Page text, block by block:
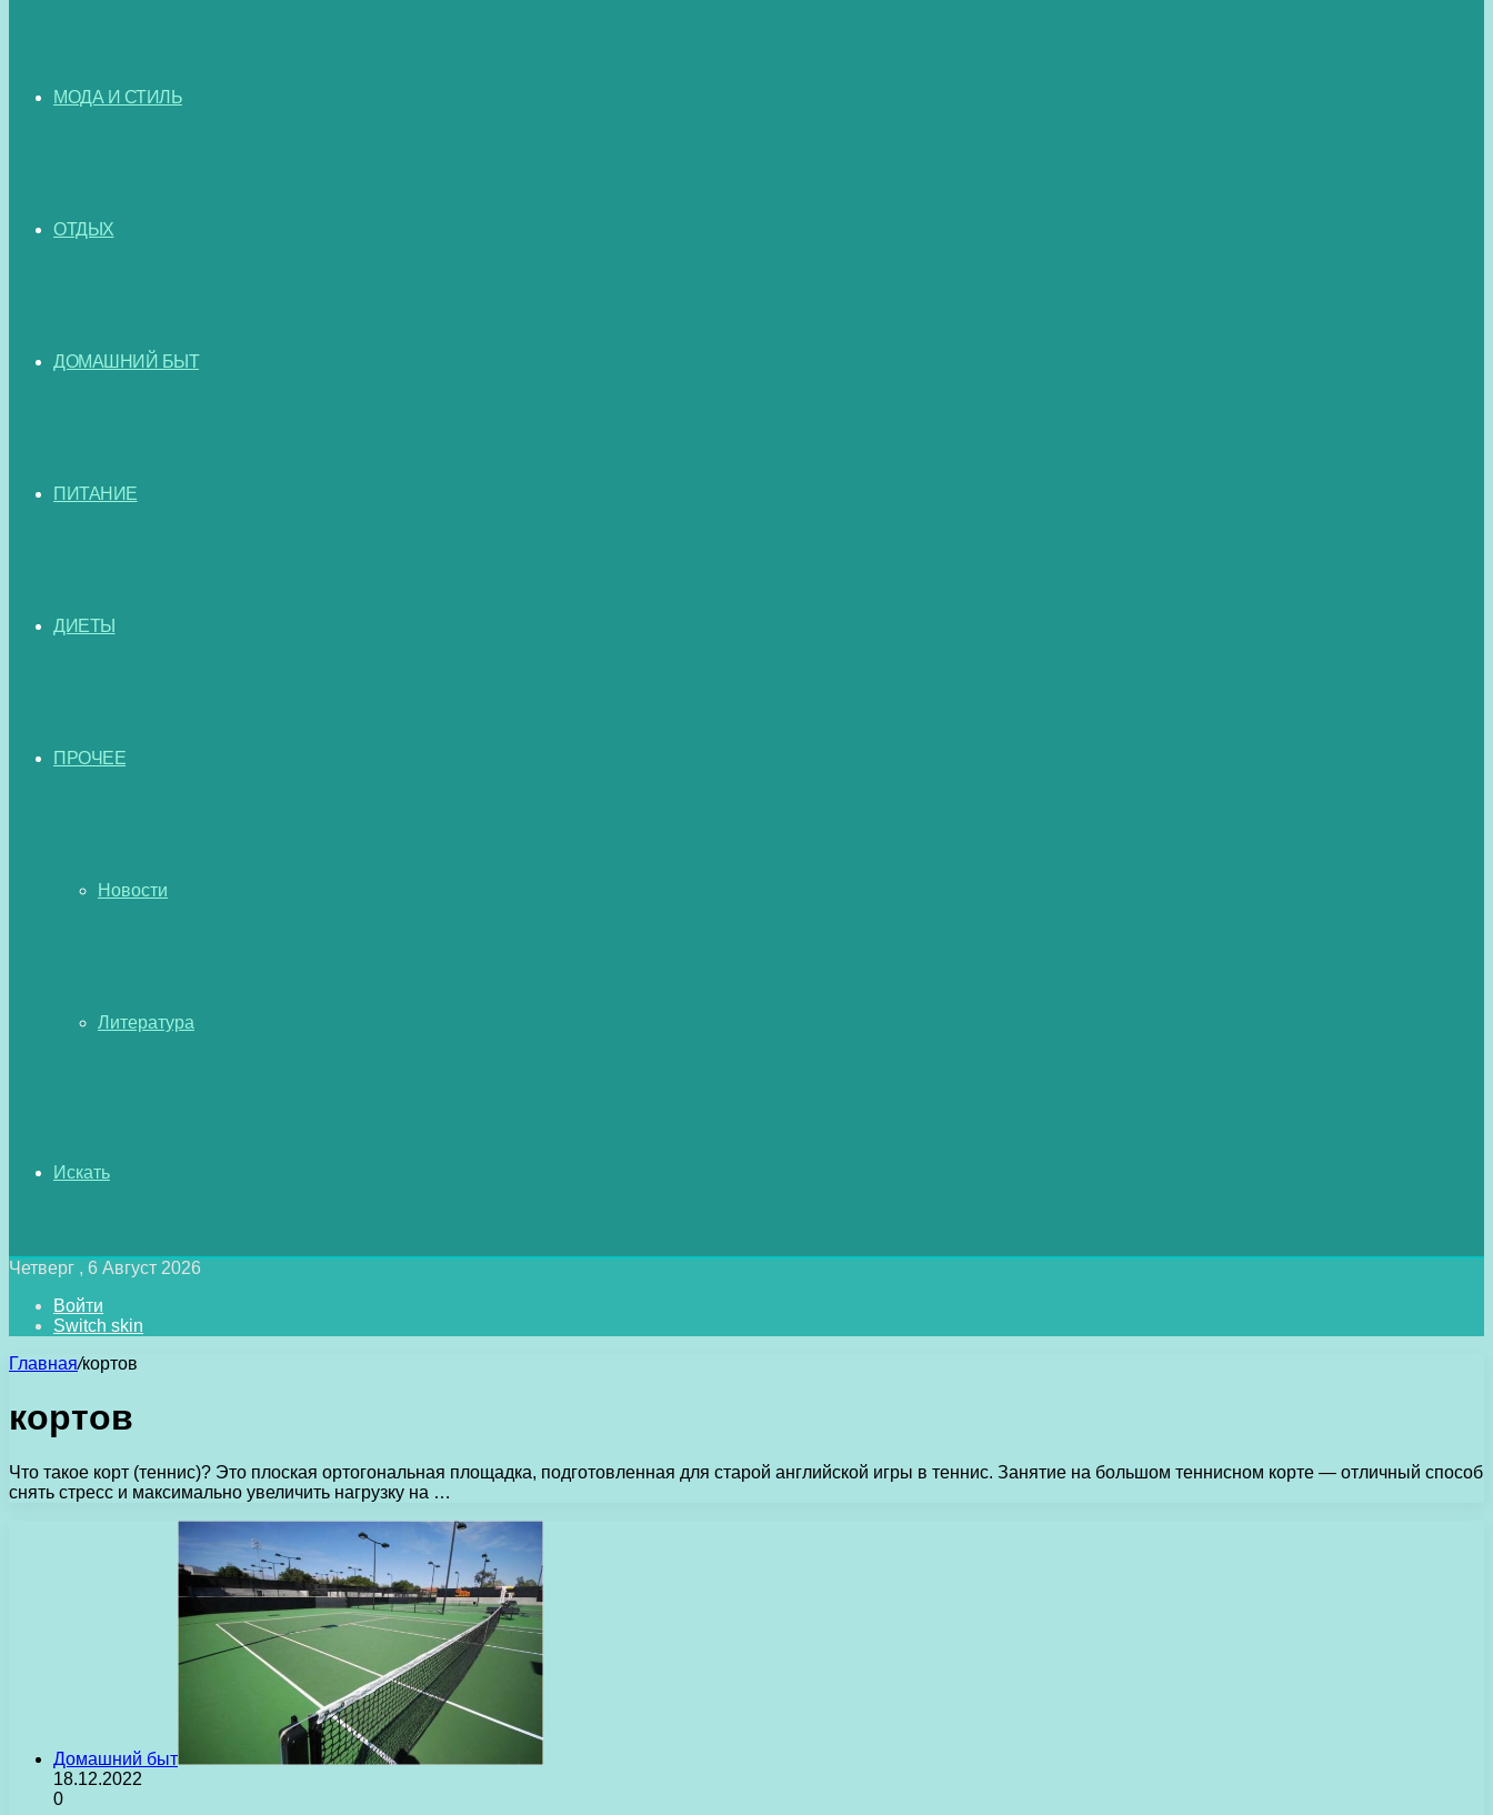
МОДА И СТИЛЬ
ОТДЫХ
ДОМАШНИЙ БЫТ
ПИТАНИЕ
ДИЕТЫ
ПРОЧЕЕ
Новости
Литература
Искать
Четверг , 6 Август 2026
Войти
Switch skin
Главная/кортов
кортов
Что такое корт (теннис)? Это плоская ортогональная площадка, подготовленная для старой английской игры в теннис. Занятие на большом теннисном корте — отличный способ
снять стресс и максимально увеличить нагрузку на …
Домашний быт
18.12.2022
0